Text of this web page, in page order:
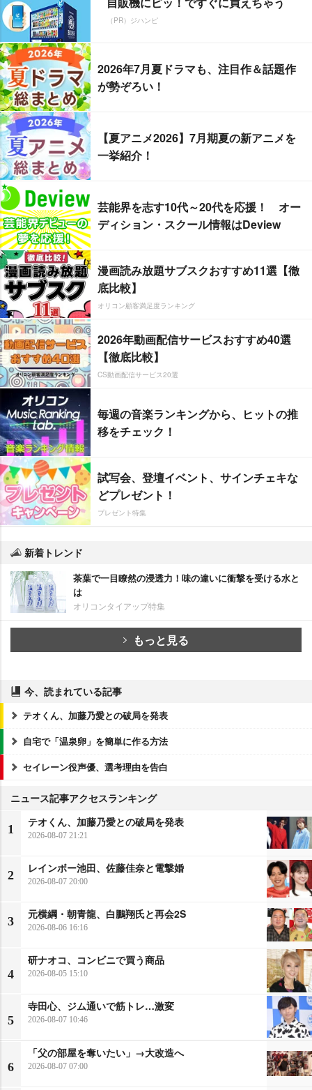
（PR）ジハンピ
2026年7月夏ドラマも、注目作＆話題作
が勢ぞろい！
【夏アニメ2026】7月期夏の新アニメを
一挙紹介！
芸能界を志す10代～20代を応援！ オー
ディション・スクール情報はDeview
漫画読み放題サブスクおすすめ11選【徹
底比較】
オリコン顧客満足度ランキング
2026年動画配信サービスおすすめ40選
【徹底比較】
CS動画配信サービス20選
毎週の音楽ランキングから、ヒットの推
移をチェック！
試写会、登壇イベント、サインチェキな
どプレゼント！
プレゼント特集
新着トレンド
茶葉で一目瞭然の浸透力！味の違いに衝撃を受ける水と
は
オリコンタイアップ特集
もっと見る
今、読まれている記事
テオくん、加藤乃愛との破局を発表
自宅で「温泉卵」を簡単に作る方法
セイレーン役声優、選考理由を告白
ニュース記事アクセスランキング
1
テオくん、加藤乃愛との破局を発表
2026-08-07 21:21
2
レインボー池田、佐藤佳奈と電撃婚
2026-08-07 20:00
3
元横綱・朝青龍、白鵬翔氏と再会2S
2026-08-06 16:16
4
研ナオコ、コンビニで買う商品
2026-08-05 15:10
5
寺田心、ジム通いで筋トレ…激変
2026-08-07 10:46
6
「父の部屋を奪いたい」→大改造へ
2026-08-07 07:00